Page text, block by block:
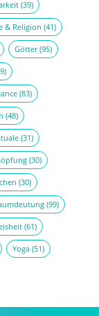
(39)
& Religion (41)
Götter(95)
(83)
(48)
(31)
(30)
(30)
(99)
(61)
Yoga(51)